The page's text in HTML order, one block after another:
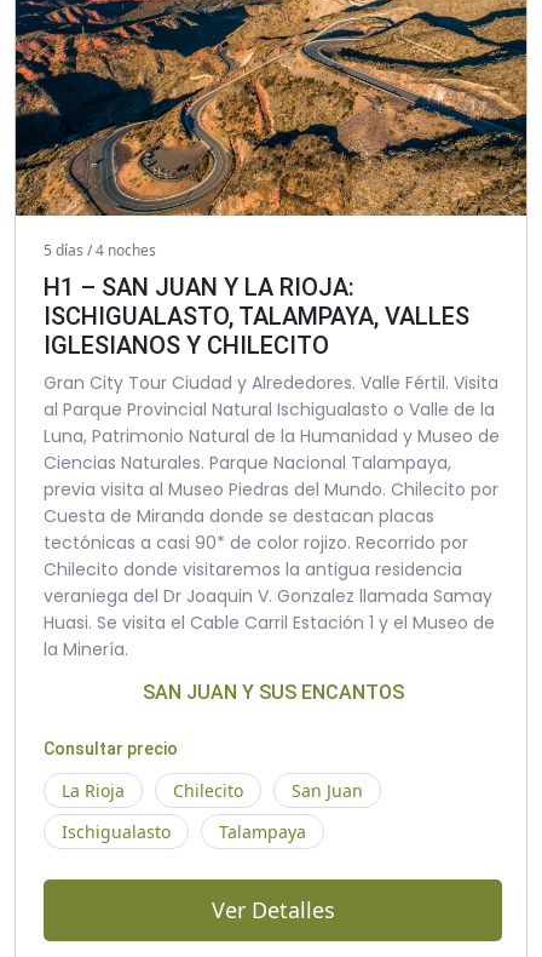
5 días / 4 noches
H1 – SAN JUAN Y LA RIOJA:
ISCHIGUALASTO, TALAMPAYA, VALLES
IGLESIANOS Y CHILECITO
Gran City Tour Ciudad y Alrededores. Valle Fértil. Visita
al Parque Provincial Natural Ischigualasto o Valle de la
Luna, Patrimonio Natural de la Humanidad y Museo de
Ciencias Naturales. Parque Nacional Talampaya,
previa visita al Museo Piedras del Mundo. Chilecito por
Cuesta de Miranda donde se destacan placas
tectónicas a casi 90* de color rojizo. Recorrido por
Chilecito donde visitaremos la antigua residencia
veraniega del Dr Joaquin V. Gonzalez llamada Samay
Huasi. Se visita el Cable Carril Estación 1 y el Museo de
la Minería.
SAN JUAN Y SUS ENCANTOS
Consultar precio
La Rioja Chilecito
San Juan
Ischigualasto
Talampaya
Ver Detalles